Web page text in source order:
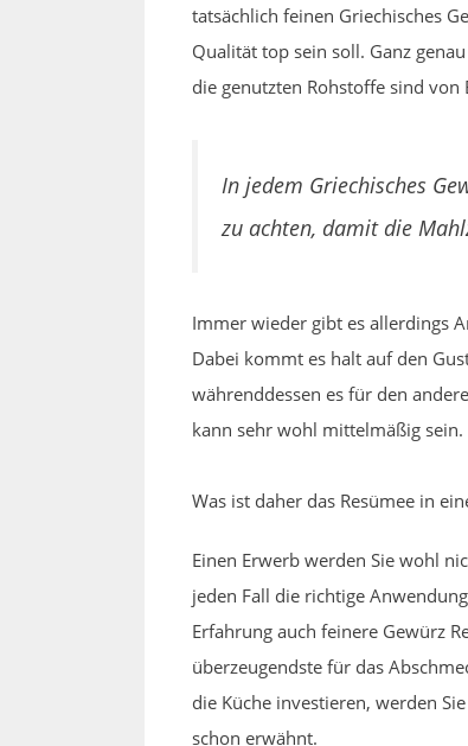
tatsächlich feinen Griechisches
Qualität top sein soll. Ganz
die genutzten Rohstoffe sind von
In jedem Griechisches
zu achten, damit die
Immer wieder gibt es allerdings
Dabei kommt es halt auf den
währenddessen es für den
kann sehr wohl mittelmäßig sein.
Was ist daher das Resümee in
Einen Erwerb werden Sie wohl
jeden Fall die richtige
Erfahrung auch feinere Gewürz
überzeugendste für das
die Küche investieren, werden
schon erwähnt.